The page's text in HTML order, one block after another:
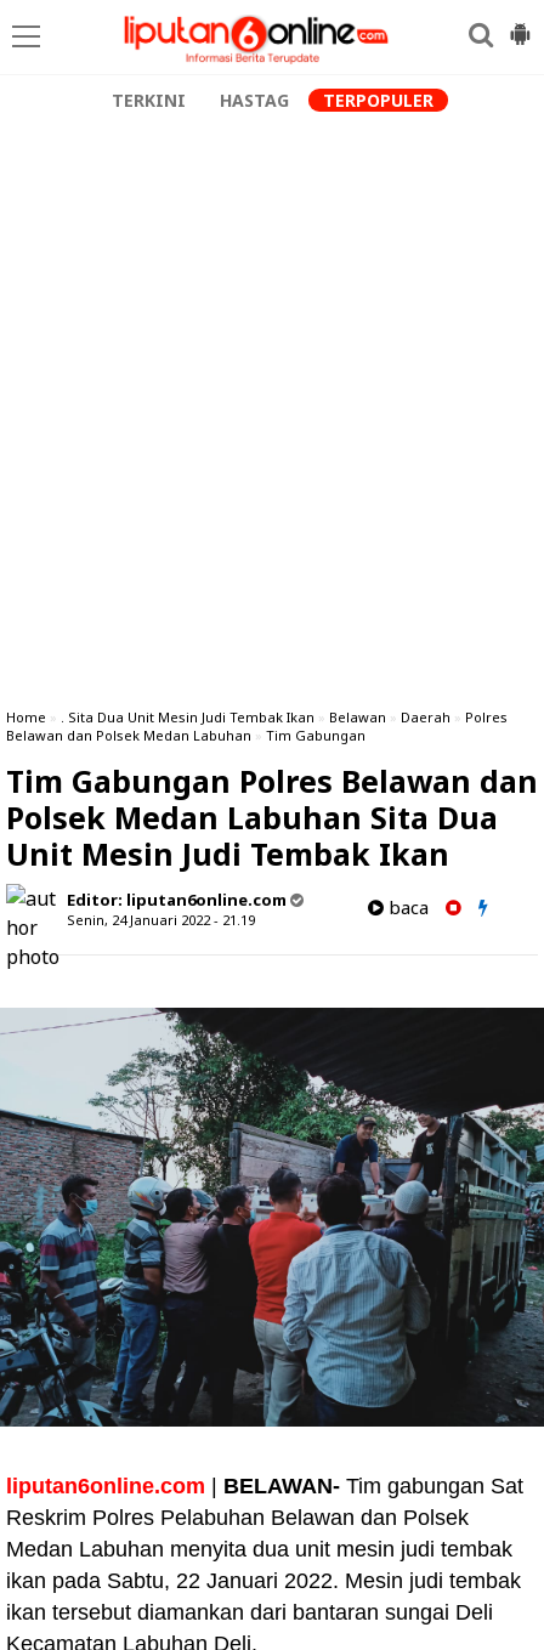
TERKINI HASTAG TERPOPULER
Home » . Sita Dua Unit Mesin Judi Tembak Ikan » Belawan » Daerah » Polres
Belawan dan Polsek Medan Labuhan » Tim Gabungan
Tim Gabungan Polres Belawan dan
Polsek Medan Labuhan Sita Dua
Unit Mesin Judi Tembak Ikan
Editor: liputan6online.com
Senin, 24 Januari 2022 - 21.19
baca
liputan6online.com BELAWAN- Tim gabungan Sat
Reskrim Polres Pelabuhan Belawan dan Polsek
Medan Labuhan menyita dua unit mesin judi tembak
ikan pada Sabtu, 22 Januari 2022. Mesin judi tembak
ikan tersebut diamankan dari bantaran sungai Deli
Kecamatan Labuhan Deli.